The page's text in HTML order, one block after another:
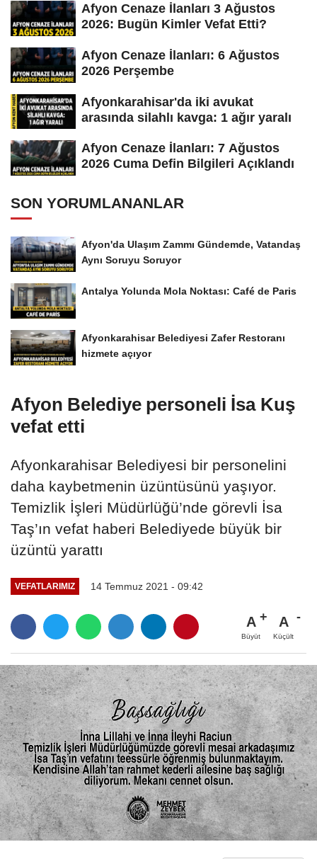
Afyon Cenaze İlanları 3 Ağustos
2026: Bugün Kimler Vefat Etti?
Afyon Cenaze İlanları: 6 Ağustos
2026 Perşembe
Afyonkarahisar'da iki avukat
arasında silahlı kavga: 1 ağır yaralı
Afyon Cenaze İlanları: 7 Ağustos
2026 Cuma Defin Bilgileri Açıklandı
SON YORUMLANANLAR
Afyon'da Ulaşım Zammı Gündemde, Vatandaş
Aynı Soruyu Soruyor
Antalya Yolunda Mola Noktası: Café de Paris
Afyonkarahisar Belediyesi Zafer Restoranı
hizmete açıyor
Afyon Belediye personeli İsa Kuş
vefat etti
Afyonkarahisar Belediyesi bir personelini
daha kaybetmenin üzüntüsünü yaşıyor.
Temizlik İşleri Müdürlüğü’nde görevli İsa
Taş’ın vefat haberi Belediyede büyük bir
üzüntü yarattı
VEFATLARIMIZ 14 Temmuz 2021 - 09:42
A
Büyüt
A
Küçült